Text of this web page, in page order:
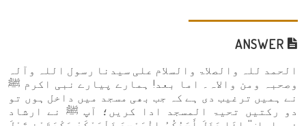
الحمد للہ والصلاۃ والسلام علی سیدنا رسول اللہ وآلہ
وصحبہ ومن والاہ۔ اما بعد! ہمارے پیارے نبی اکرم ﷺ
نے ہمیں ترغیب دی ہے کہ جب بھی مسجد میں داخل ہوں تو
دو رکتیں تحیۃ المسجد ادا کریں؛ آپ ﷺ نے ارشاد